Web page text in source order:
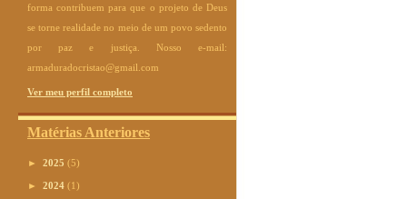
forma contribuem para que o projeto de Deus
se torne realidade no meio de um povo sedento
por paz e justiça. Nosso e-mail:
armaduradocristao@gmail.com
Ver meu perfil completo
Matérias Anteriores
► 2025 (5)
► 2024 (1)